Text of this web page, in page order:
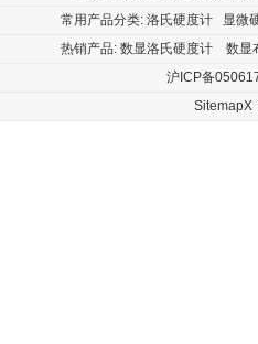
常用产品分类: 洛氏硬度计 显微
热销产品: 数显洛氏硬度计 数显
沪ICP备
SitemapX